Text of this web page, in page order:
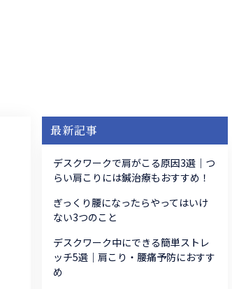
最新記事
デスクワークで肩がこる原因3選｜つ
らい肩こりには鍼治療もおすすめ！
ぎっくり腰になったらやってはいけ
ない3つのこと
デスクワーク中にできる簡単ストレ
ッチ5選｜肩こり・腰痛予防におすす
め